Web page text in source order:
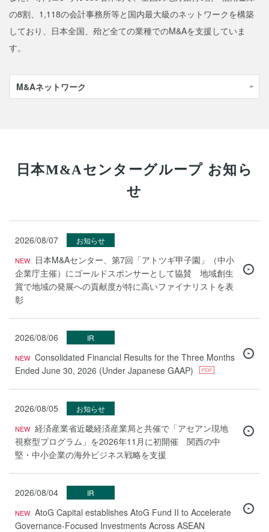
の8割、1,118の会計事務所等と国内最大級のネットワークを構築
しており、日本全国、殆ど全ての業種でのM&Aを支援していま
す。
M&Aネットワーク
日本M&Aセンターグループ お知ら
せ
2026/08/07 お知らせ
日本M&Aセンター、第7回「アトツギ甲子園」（中小
企業庁主催）にゴールドスポンサーとして協賛 地域創生
賞で地域の発展への貢献度が特に高いファイナリストを表
彰
2026/08/06 IR
Consolidated Financial Results for the Three Months
Ended June 30, 2026 (Under Japanese GAAP)
2026/08/05 お知らせ
経済産業省近畿経済産業局と共催で「アセアン現地
視察型プログラム」を2026年11月に初開催 関西の中
堅・中小企業の海外ビジネス戦略を支援
2026/08/04 IR
AtoG Capital establishes AtoG Fund II to Accelerate
Governance-Focused Investments Across ASEAN